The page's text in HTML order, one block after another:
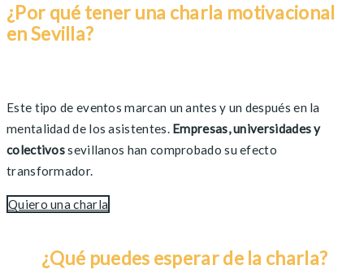
¿Por qué tener una charla motivacional
en Sevilla?
Este tipo de eventos marcan un antes y un después en la
mentalidad de los asistentes. Empresas, universidades y
colectivossevillanos han comprobado su efecto
transformador.
Quiero una charla
¿Qué puedes esperar dela charla?